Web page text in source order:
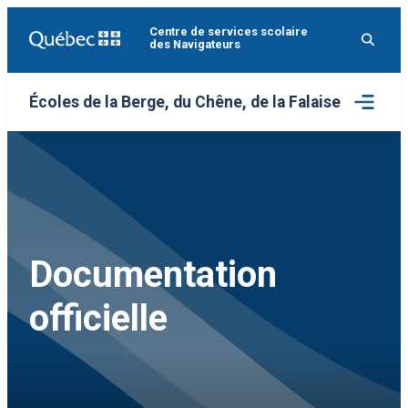
Centre de services scolaire
des Navigateurs
Écoles de la Berge, du Chêne, de la Falaise
Ouvrir
le
menu
Documentation
officielle